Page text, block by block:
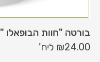
בורטה "חוות הבופאלו " 18%
₪24.00
ליח'